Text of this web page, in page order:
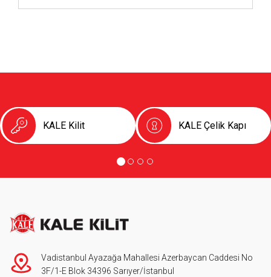
KALE Kilit KALE Çelik Kapı
Vadistanbul Ayazağa Mahallesi Azerbaycan Caddesi No
3F/1-E Blok 34396 Sarıyer/İstanbul